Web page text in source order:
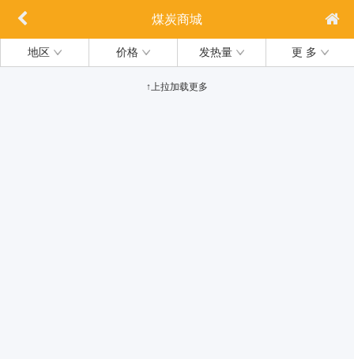
煤炭商城
地区 价格 发热量 更 多
↑上拉加载更多